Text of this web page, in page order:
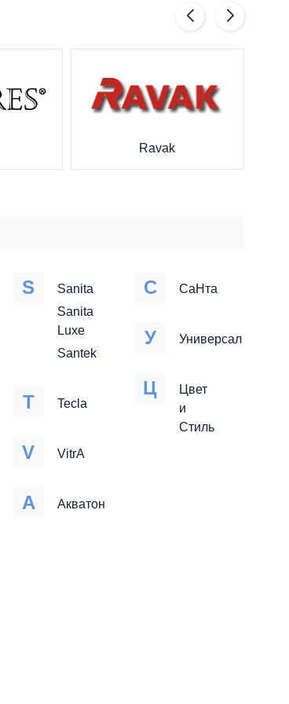
Ravak
S
Sanita
Sanita
Luxe
Santek
T Tecla
V VitrA
А Акватон
С СаНта
У Универсал
Ц
Цвет
и
Стиль